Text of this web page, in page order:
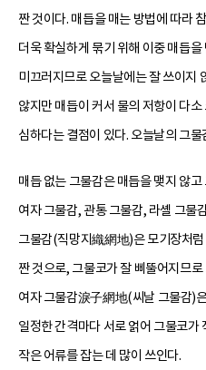
짠 것이다. 매듭을 매는 방법에 따라
더욱 확실하게 묶기 위해 이중 매듭
미끄러지므로 오늘날에는 잘 쓰이지
않지만 매듭이 커서 물의 저항이 다
심하다는 결점이 있다. 오늘날의 그
매듭 없는 그물감은 매듭을 맺지 않
여자 그물감, 관통 그물감, 라셸 그물
그물감(직망지織網地)은 모기장처
짠 것으로, 그물코가 잘 삐뚤어지므
여자 그물감淚子網地(씨날 그물감)
일정한 간격마다 서로 얽어 그물코가
작은 어류를 잡는 데 많이 쓰인다.